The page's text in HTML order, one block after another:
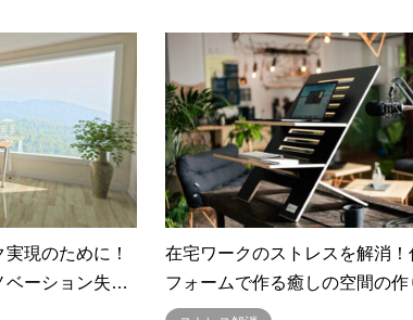
現のために！
ベーション失…
在宅ワークのストレスを解消！
フォームで作る癒しの空間の作